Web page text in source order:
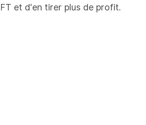
et d'en tirer plus de profit.